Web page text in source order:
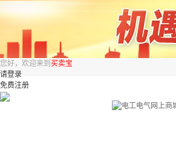
您好，欢迎来到 买卖宝
请登录
免费注册